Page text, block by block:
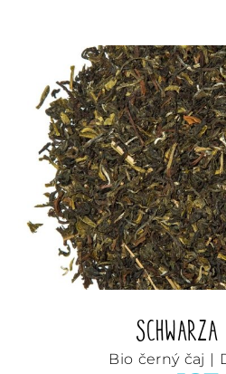
Schwarza
Bio černý čaj |